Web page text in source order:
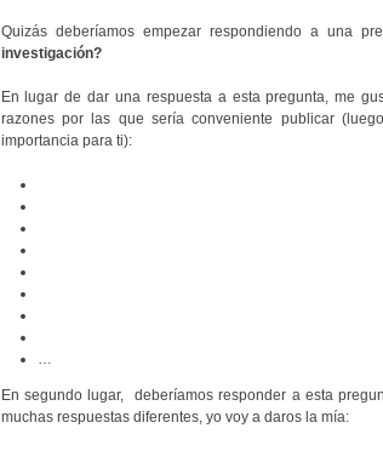
Quizás deberíamos empezar respondiendo a una
investigación?
En lugar de dar una respuesta a esta pregunta, me
razones por las que sería conveniente publicar
importancia para ti):
…
En segundo lugar, deberíamos responder a esta
muchas respuestas diferentes, yo voy a daros la mía: